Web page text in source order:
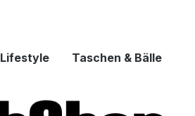
Lifestyle Taschen & Bälle